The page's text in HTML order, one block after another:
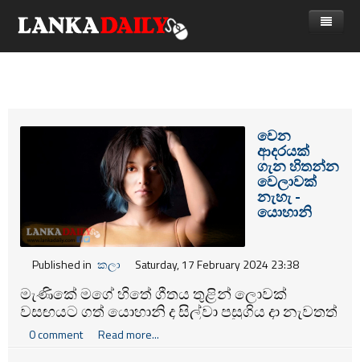
වෙන
ආදරයක්
ගැන හිතන්න
වෙලාවක්
නැහැ -
යොහානි
Published in කලා Saturday, 17 February 2024 23:38
මැණිකේ මගේ හිතේ ගීතය තුළින් ලොවක්
වසඟයට ගත් යොහානි ද සිල්වා පසුගිය දා නැවතත්
සමාජයේ කතාබහට ලක්වන චරිතයක් බවට
පත්වූවාය.
0 comment Read more...
විදෙස්
කාලීන සංවාද
Life
විඩියෝ ගැලරිය
Gossip